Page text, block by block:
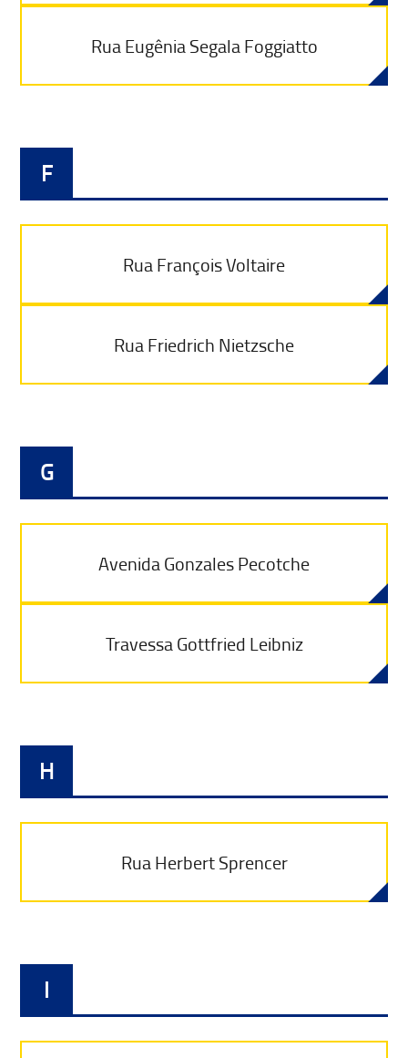
Rua Eugênia Segala Foggiatto
F
Rua François Voltaire
Rua Friedrich Nietzsche
G
Avenida Gonzales Pecotche
Travessa Gottfried Leibniz
H
Rua Herbert Sprencer
I